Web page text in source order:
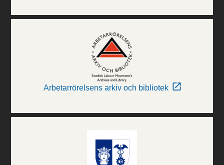
Arbetarrörelsens arkiv och bibliotek